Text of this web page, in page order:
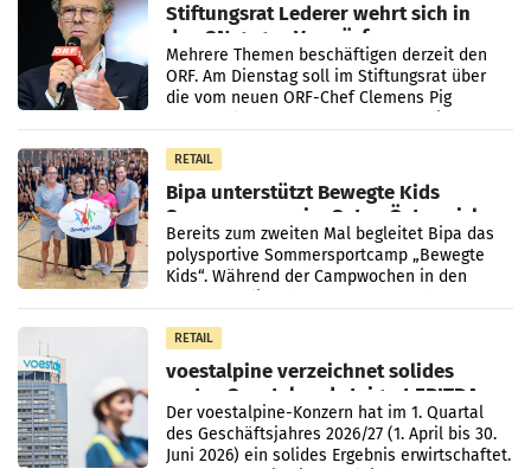
Stiftungsrat Lederer wehrt sich in
den SN gegen Vorwürfe
Mehrere Themen beschäftigen derzeit den
ORF. Am Dienstag soll im Stiftungsrat über
die vom neuen ORF-Chef Clemens Pig
RETAIL
Bipa unterstützt Bewegte Kids
Sommercamps im Osten Österreichs
Bereits zum zweiten Mal begleitet Bipa das
polysportive Sommersportcamp „Bewegte
Kids“. Während der Campwochen in den
RETAIL
voestalpine verzeichnet solides
erstes Quartal und steigert EBITDA
Der voestalpine-Konzern hat im 1. Quartal
des Geschäftsjahres 2026/27 (1. April bis 30.
Juni 2026) ein solides Ergebnis erwirtschaftet.